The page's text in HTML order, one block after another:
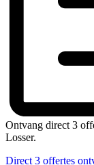
Ontvang direct 3
Losser.
Direct 3 offertes